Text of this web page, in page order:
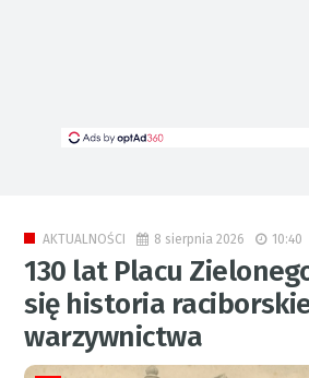
AKTUALNOŚCI 8 sierpnia 2026 10:40
130 lat Placu
się historia
warzywnictwa